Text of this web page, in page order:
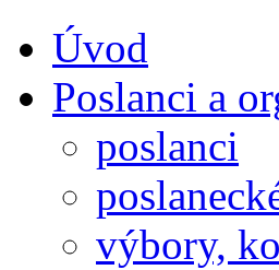
Úvod
Poslanci a
poslanci
výbory,